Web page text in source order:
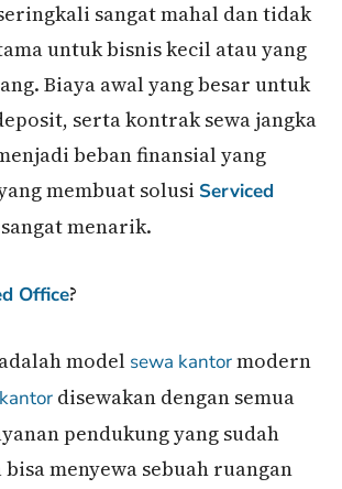
sangat mahal dan tidak
untuk bisnis kecil atau yang
Biaya awal yang besar untuk
serta kontrak sewa jangka
beban finansial yang
membuat solusi Serviced
menarik.
Office?
adalah model sewa kantormodern
disewakan dengan semua
pendukung yang sudah
menyewa sebuah ruangan